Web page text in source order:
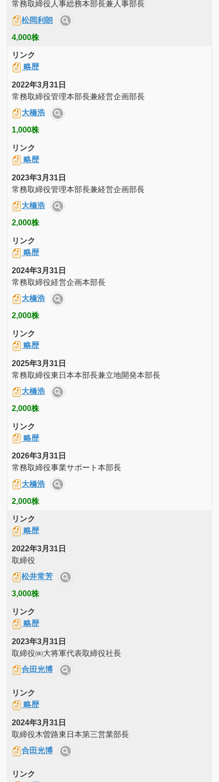
常務取締役人事総務本部長兼人事部長
松岡利朗
4,000株
リンク
略歴
2022年3月31日
常務取締役管理本部長兼経営企画部長
大橋浩
1,000株
リンク
略歴
2023年3月31日
常務取締役管理本部長兼経営企画部長
大橋浩
2,000株
リンク
略歴
2024年3月31日
常務取締役経営企画本部長
大橋浩
2,000株
リンク
略歴
2025年3月31日
常務取締役東日本本部長兼立地開発本部長
大橋浩
2,000株
リンク
略歴
2026年3月31日
常務取締役事業サポート本部長
大橋浩
2,000株
リンク
略歴
2022年3月31日
取締役
松井常芳
3,000株
リンク
略歴
2023年3月31日
取締役㈱大将軍代表取締役社長
合田光博
リンク
略歴
2024年3月31日
取締役木曽路東日本第三営業部長
合田光博
リンク